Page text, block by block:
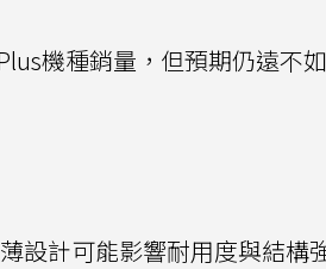
機種銷量，但預期仍遠不如
設計可能影響耐用度與結構